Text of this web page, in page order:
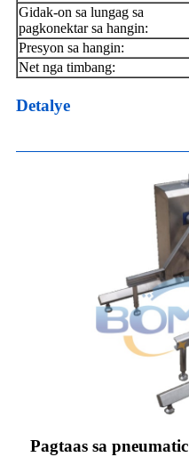
Gidak-on sa lungag sa
pagkonektar sa hangin:
Presyon sa hangin:
Net nga timbang:
Detalye
Pagtaas sa pneumatic